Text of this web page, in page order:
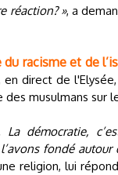
réaction? », a
racisme et de
direct de
musulmans sur
La démocratie,
fondé
religion, lui